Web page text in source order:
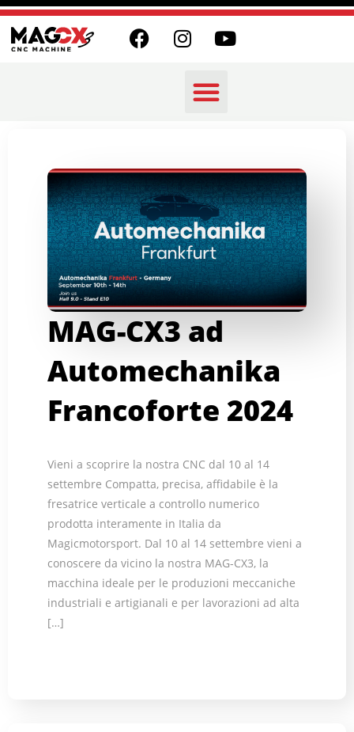
MAG-CX3 ad
Automechanika
Francoforte 2024
Vieni a scoprire la nostra CNC dal 10 al 14
settembre Compatta, precisa, affidabile è la
fresatrice verticale a controllo numerico
prodotta interamente in Italia da
Magicmotorsport. Dal 10 al 14 settembre vieni a
conoscere da vicino la nostra MAG-CX3, la
macchina ideale per le produzioni meccaniche
industriali e artigianali e per lavorazioni ad alta
[…]